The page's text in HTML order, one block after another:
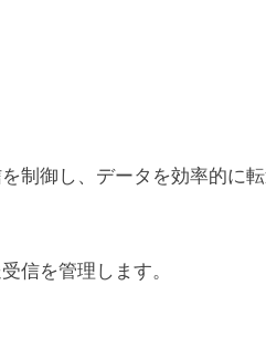
制御し、データを効率的に
信を管理します。